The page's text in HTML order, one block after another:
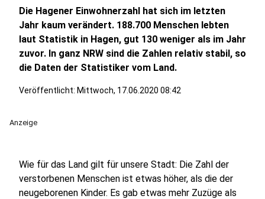
Die Hagener Einwohnerzahl hat sich im letzten
Jahr kaum verändert. 188.700 Menschen lebten
laut Statistik in Hagen, gut 130 weniger als im Jahr
zuvor. In ganz NRW sind die Zahlen relativ stabil, so
die Daten der Statistiker vom Land.
Veröffentlicht: Mittwoch, 17.06.2020 08:42
Anzeige
Wie für das Land gilt für unsere Stadt: Die Zahl der
verstorbenen Menschen ist etwas höher, als die der
neugeborenen Kinder. Es gab etwas mehr Zuzüge als